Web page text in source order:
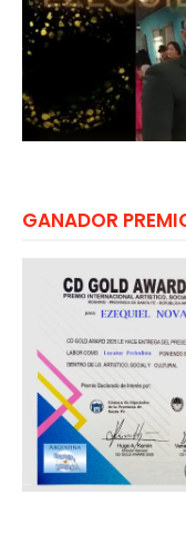
GANADOR